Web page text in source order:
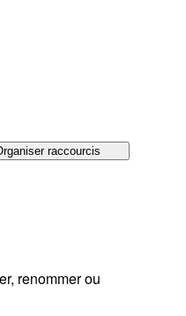
raccourcis
renommer ou